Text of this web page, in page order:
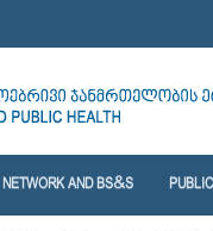
AND BS&S